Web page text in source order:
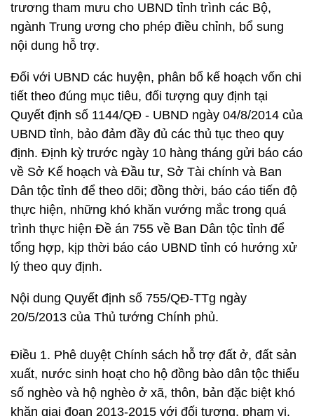
trương tham mưu cho UBND tỉnh trình các Bộ,
ngành Trung ương cho phép điều chỉnh, bổ sung
nội dung hỗ trợ.
Đối với UBND các huyện, phân bổ kế hoạch vốn chi
tiết theo đúng mục tiêu, đối tượng quy định tại
Quyết định số 1144/QĐ - UBND ngày 04/8/2014 của
UBND tỉnh, bảo đảm đầy đủ các thủ tục theo quy
định. Định kỳ trước ngày 10 hàng tháng gửi báo cáo
về Sở Kế hoạch và Đầu tư, Sở Tài chính và Ban
Dân tộc tỉnh để theo dõi; đồng thời, báo cáo tiến độ
thực hiện, những khó khăn vướng mắc trong quá
trình thực hiện Đề án 755 về Ban Dân tộc tỉnh để
tổng hợp, kịp thời báo cáo UBND tỉnh có hướng xử
lý theo quy định.
Nội dung Quyết định số 755/QĐ-TTg ngày
20/5/2013 của Thủ tướng Chính phủ.
Điều 1. Phê duyệt Chính sách hỗ trợ đất ở, đất sản
xuất, nước sinh hoạt cho hộ đồng bào dân tộc thiểu
số nghèo và hộ nghèo ở xã, thôn, bản đặc biệt khó
khăn giai đoạn 2013-2015 với đối tượng, phạm vi,